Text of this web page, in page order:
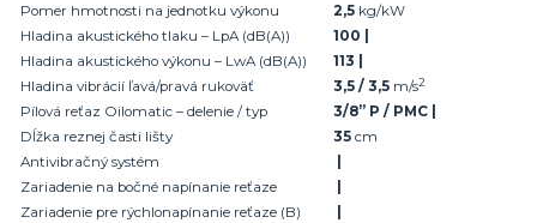
Pomer hmotnosti na jednotku výkonu
2,5 kg/kW
Hladina akustického tlaku – LpA (dB(A))
100 |
Hladina akustického výkonu – LwA (dB(A))
113 |
Hladina vibrácií ľavá/pravá rukoväť
3,5 / 3,5 m/s2
Pílová reťaz Oilomatic – delenie / typ
3/8” P / PMC |
Dĺžka reznej časti lišty
35 cm
Antivibračný systém
Zariadenie na bočné napínanie reťaze
Zariadenie pre rýchlonapínanie reťaze (B)